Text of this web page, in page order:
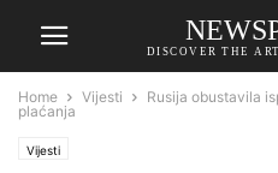
DISCOVER THE
Home Vijesti
Rusija obustavila
plaćanja
Vijesti